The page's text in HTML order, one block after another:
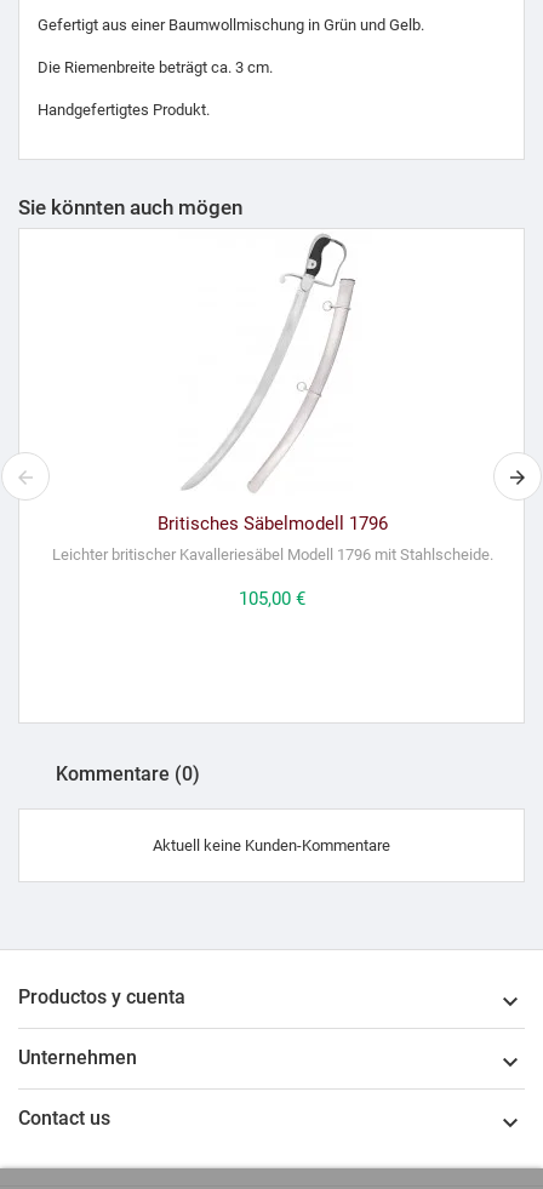
Gefertigt aus einer Baumwollmischung in Grün und Gelb.
Die Riemenbreite beträgt ca. 3 cm.
Handgefertigtes Produkt.
Sie könnten auch mögen
Britisches Säbelmodell 1796
Leichter britischer Kavalleriesäbel Modell 1796 mit Stahlscheide.
Preis
105,00 €
Kommentare (0)
Aktuell keine Kunden-Kommentare
Productos y cuenta 
Unternehmen 
Contact us 